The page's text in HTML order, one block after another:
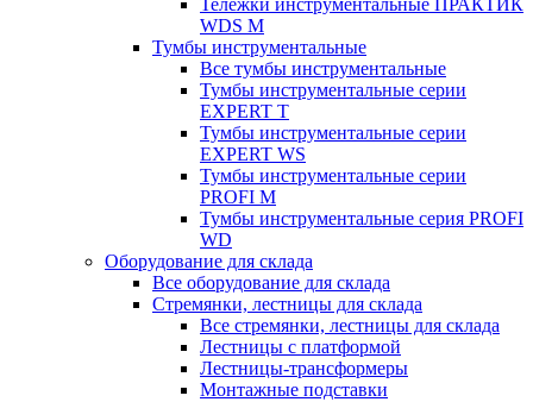
Тележки инструментальные ПРАКТИК
WDS M
Тумбы инструментальные
Все тумбы инструментальные
Тумбы инструментальные серии
EXPERT T
Тумбы инструментальные серии
EXPERT WS
Тумбы инструментальные серии
PROFI M
Тумбы инструментальные серия PROFI
WD
Оборудование для склада
Все оборудование для склада
Стремянки, лестницы для склада
Все стремянки, лестницы для склада
Лестницы с платформой
Лестницы-трансформеры
Монтажные подставки